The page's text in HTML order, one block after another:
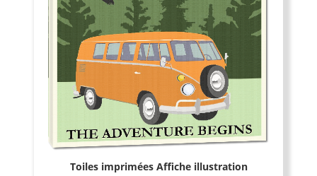
Toiles imprimées Affiche illustration